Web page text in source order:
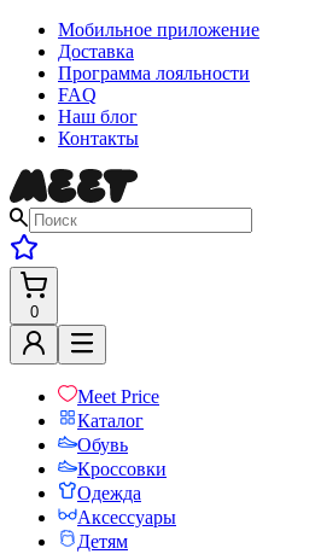
Мобильное приложение
Доставка
Программа лояльности
FAQ
Наш блог
Контакты
0
Meet Price
Каталог
Обувь
Кроссовки
Одежда
Аксессуары
Детям